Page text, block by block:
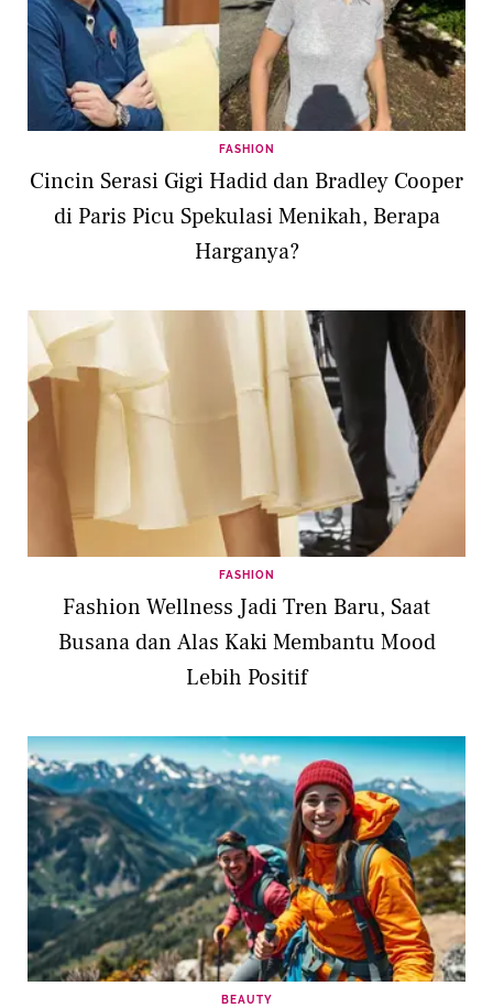
FASHION
Cincin Serasi Gigi Hadid dan Bradley Cooper
di Paris Picu Spekulasi Menikah, Berapa
Harganya?
FASHION
Fashion Wellness Jadi Tren Baru, Saat
Busana dan Alas Kaki Membantu Mood
Lebih Positif
BEAUTY